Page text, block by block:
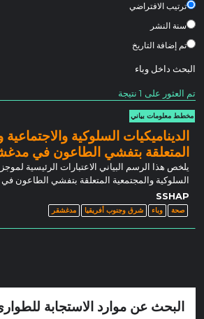
ترتيب الافتراضي
سنة النشر
تم إضافة التاريخ
البحث داخلوباء
تم العثور على 1 نتيجة
مخطط معلومات بياني
الديناميكيات السلوكية والاجتماعية
المتعلقة بتفشي الطاعون في
يلخص هذا الرسم البياني الاعتبارات الرئيسية
السلوكية والمجتمعية المتعلقة بتفشي الطاعون
SSHAP
صحة وباء شرق وجنوب أفريقيا مدغشقر
البحث عن موارد الاستجابة